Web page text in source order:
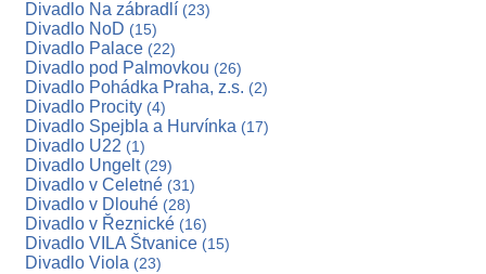
Divadlo Na zábradlí (23)
Divadlo NoD (15)
Divadlo Palace (22)
Divadlo pod Palmovkou (26)
Divadlo Pohádka Praha, z.s. (2)
Divadlo Procity (4)
Divadlo Spejbla a Hurvínka (17)
Divadlo U22 (1)
Divadlo Ungelt (29)
Divadlo v Celetné (31)
Divadlo v Dlouhé (28)
Divadlo v Řeznické (16)
Divadlo VILA Štvanice (15)
Divadlo Viola (23)